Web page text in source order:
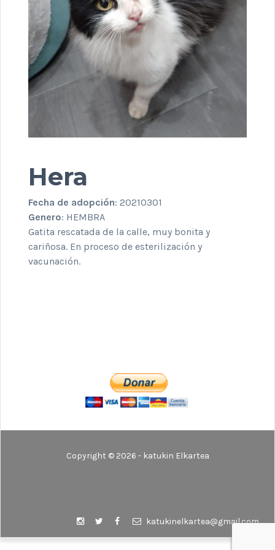
Hera
Fecha de adopción: 20210301
Genero: HEMBRA
Gatita rescatada de la calle, muy bonita y
cariñosa. En proceso de esterilización y
vacunación.
Copyright © 2026 - katukin Elkartea
katukinelkartea@gmail.com